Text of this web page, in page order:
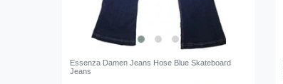
Essenza Damen Jeans Hose Blue Skateboard
Jeans